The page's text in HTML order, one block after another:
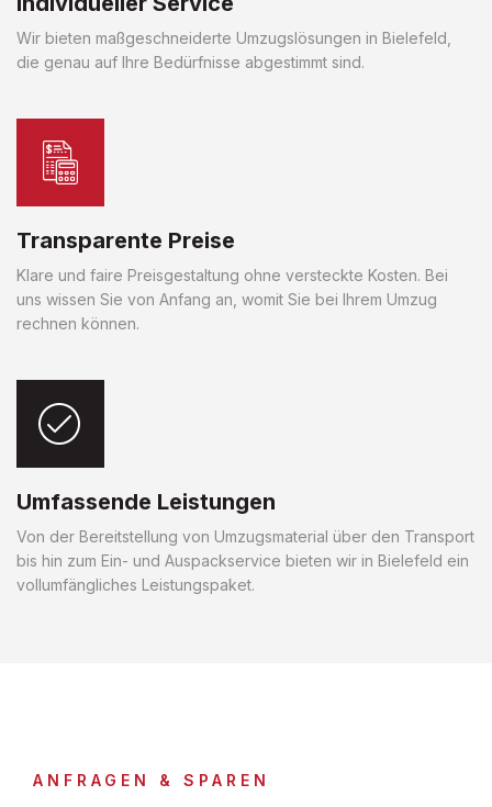
Wir bieten maßgeschneiderte Umzugslösungen in Bielefeld,
die genau auf Ihre Bedürfnisse abgestimmt sind.
Transparente Preise
Klare und faire Preisgestaltung ohne versteckte Kosten. Bei
uns wissen Sie von Anfang an, womit Sie bei Ihrem Umzug
rechnen können.
Umfassende Leistungen
Von der Bereitstellung von Umzugsmaterial über den Transport
bis hin zum Ein- und Auspackservice bieten wir in Bielefeld ein
vollumfängliches Leistungspaket.
ANFRAGEN & SPAREN